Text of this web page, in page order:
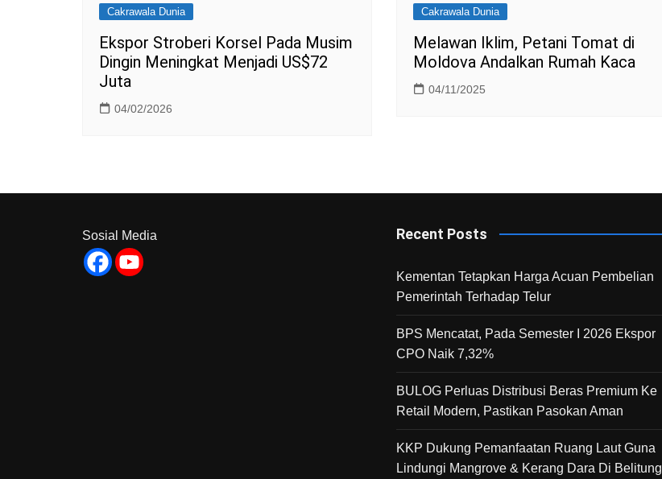
Cakrawala Dunia
Ekspor Stroberi Korsel Pada Musim
Dingin Meningkat Menjadi US$72
Juta
04/02/2026
Cakrawala Dunia
Melawan Iklim, Petani Tomat di
Moldova Andalkan Rumah Kaca
04/11/2025
Sosial Media Recent Posts
Kementan Tetapkan Harga Acuan Pembelian
Pemerintah Terhadap Telur
BPS Mencatat, Pada Semester I 2026 Ekspor
CPO Naik 7,32%
BULOG Perluas Distribusi Beras Premium Ke
Retail Modern, Pastikan Pasokan Aman
KKP Dukung Pemanfaatan Ruang Laut Guna
Lindungi Mangrove & Kerang Dara Di Belitung